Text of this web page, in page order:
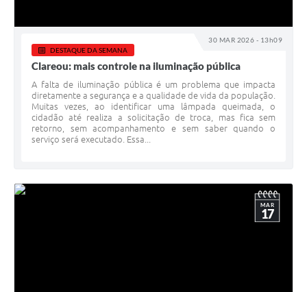
30 MAR 2026 - 13h09
DESTAQUE DA SEMANA
Clareou: mais controle na iluminação pública
A falta de iluminação pública é um problema que impacta
diretamente a segurança e a qualidade de vida da população.
Muitas vezes, ao identificar uma lâmpada queimada, o
cidadão até realiza a solicitação de troca, mas fica sem
retorno, sem acompanhamento e sem saber quando o
serviço será executado. Essa...
MAR
17